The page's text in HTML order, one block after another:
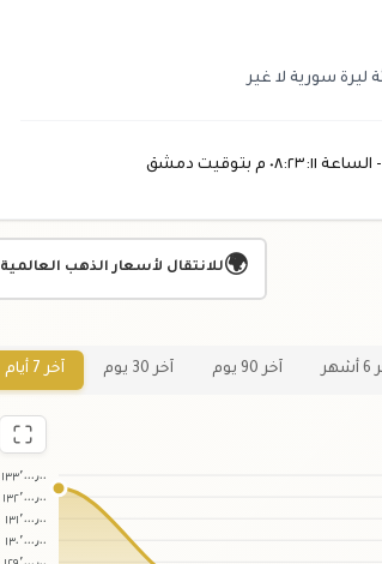
ليرة سورية لا غير
الساعة :١١ م بتوقيت دمشق
🌍للانتقال لأسعار الذهب العالمية
آخر 90 يوم آخر 30 يوم آخر 7 أيام
١٣٣٬٠٠٠٫٠٠
١٣٢٬٠٠٠٫٠٠
١٣١٬٠٠٠٫٠٠
١٣٠٬٠٠٠٫٠٠